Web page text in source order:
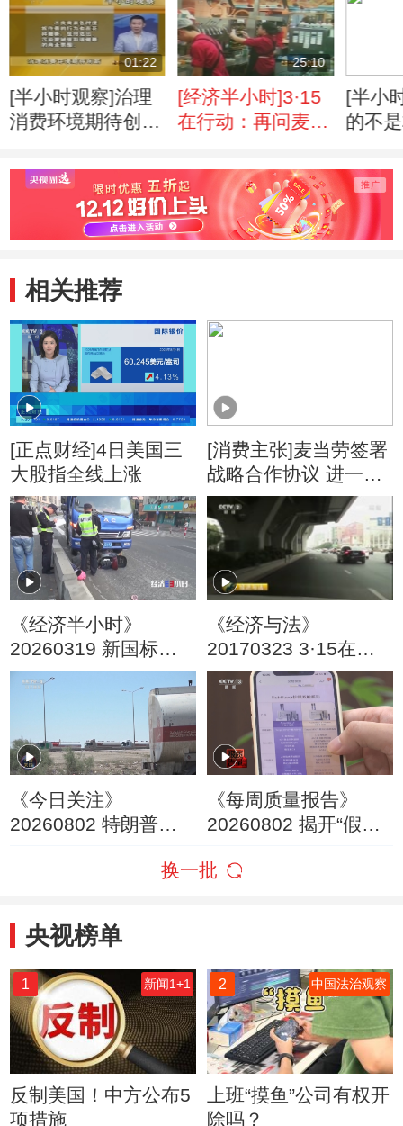
01:22
[半小时观察]治理
消费环境期待创新
25:10
[经济半小时]3·15
在行动：再问麦当
[半小
的不
相关推荐
[正点财经]4日美国三
大股指全线上涨
[消费主张]麦当劳签署
战略合作协议 进一步
加大在华投资
《经济半小时》
20260319 新国标重
塑电动自行车
《经济与法》
20170323 3·15在行
动：该不该赔的保险
《今日关注》
20260802 特朗普叫
朗称摧毁美军F-35战
《每周质量报告》
20260802 揭开“假洋
换一批
央视榜单
1 新闻1+1
反制美国！中方公布5
项措施
2 中国法治观察
上班“摸鱼”公司有权开
除吗？